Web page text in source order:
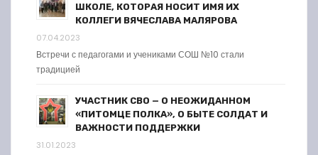
ШКОЛЕ, КОТОРАЯ НОСИТ ИМЯ ИХ
КОЛЛЕГИ ВЯЧЕСЛАВА МАЛЯРОВА
07.04.2023
Встречи с педагогами и учениками СОШ №10 стали
традицией
УЧАСТНИК СВО — О НЕОЖИДАННОМ
«ПИТОМЦЕ ПОЛКА», О БЫТЕ СОЛДАТ И
ВАЖНОСТИ ПОДДЕРЖКИ
31.01.2023